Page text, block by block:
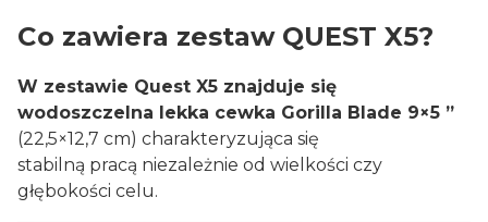
Co zawiera zestaw QUEST X5?
W zestawie Quest X5 znajduje się
wodoszczelna lekka cewka Gorilla Blade 9×5 ”
(22,5×12,7 cm) charakteryzująca się
stabilną pracą niezależnie od wielkości czy
głębokości celu.